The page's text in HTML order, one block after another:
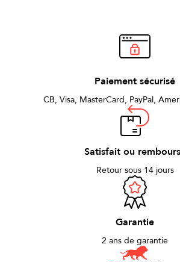
Paiement sécurisé
CB, Visa, MasterCard, PayPal,
Satisfait ou
Retour sous 14 jours
Garantie
2 ans de garantie